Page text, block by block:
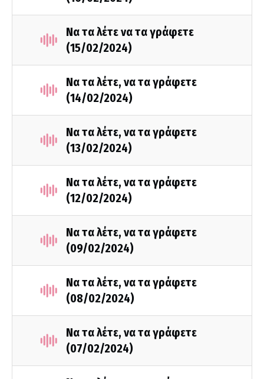
Να τα λέτε να τα γράφετε
(15/02/2024)
Να τα λέτε, να τα γράφετε
(14/02/2024)
Να τα λέτε, να τα γράφετε
(13/02/2024)
Να τα λέτε, να τα γράφετε
(12/02/2024)
Να τα λέτε, να τα γράφετε
(09/02/2024)
Να τα λέτε, να τα γράφετε
(08/02/2024)
Να τα λέτε, να τα γράφετε
(07/02/2024)